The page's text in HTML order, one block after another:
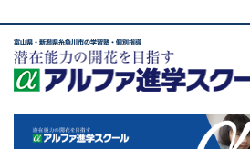
富山県・新潟県糸魚川市の学習塾・個別指導